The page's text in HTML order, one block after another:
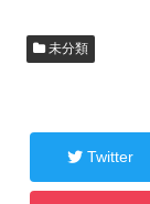
未分類
Twitter